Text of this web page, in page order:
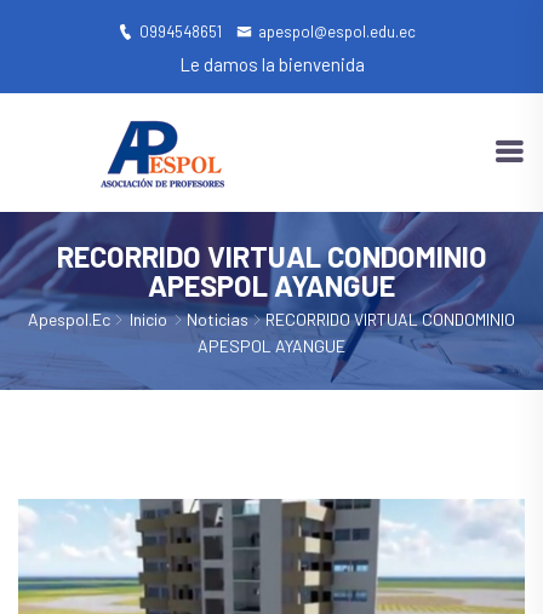
0994548651 apespol@espol.edu.ec
Le damos la bienvenida
RECORRIDO VIRTUAL CONDOMINIO
APESPOL AYANGUE
Apespol.ec Inicio Noticias
RECORRIDO VIRTUAL CONDOMINIO
APESPOL AYANGUE